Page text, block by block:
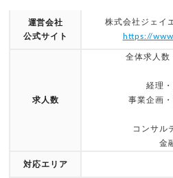
運営会社
公式サイト
株式会社ジェイ
https://
求人数
全体求人数
経理
事業企画
コンサル
金
対応エリア